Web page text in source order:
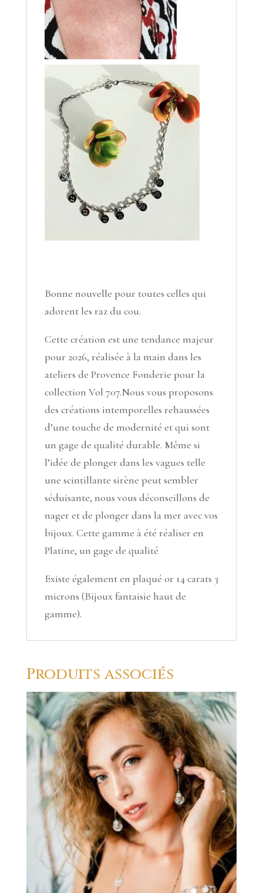
Bonne nouvelle pour toutes celles qui
adorent les raz du cou.
Cette création est une tendance majeur
pour 2026, réalisée à la main dans les
ateliers de Provence Fonderie pour la
collection Vol 707.Nous vous proposons
des créations intemporelles rehaussées
d’une touche de modernité et qui sont
un gage de qualité durable. Même si
l’idée de plonger dans les vagues telle
une scintillante sirène peut sembler
séduisante, nous vous déconseillons de
nager et de plonger dans la mer avec vos
bijoux. Cette gamme à été réaliser en
Platine, un gage de qualité
Existe également en plaqué or 14 carats 3
microns (Bijoux fantaisie haut de
gamme).
Produits associés